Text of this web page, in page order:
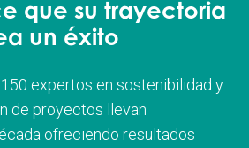
que su trayectoria
un éxito
expertos en sostenibilidad y
de proyectos llevan
ofreciendo resultados